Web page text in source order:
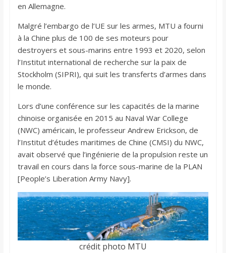
en Allemagne.
Malgré l’embargo de l’UE sur les armes, MTU a fourni
à la Chine plus de 100 de ses moteurs pour
destroyers et sous-marins entre 1993 et 2020, selon
l’Institut international de recherche sur la paix de
Stockholm (SIPRI), qui suit les transferts d’armes dans
le monde.
Lors d’une conférence sur les capacités de la marine
chinoise organisée en 2015 au Naval War College
(NWC) américain, le professeur Andrew Erickson, de
l’Institut d’études maritimes de Chine (CMSI) du NWC,
avait observé que l’ingénierie de la propulsion reste un
travail en cours dans la force sous-marine de la PLAN
[People’s Liberation Army Navy].
crédit photo MTU